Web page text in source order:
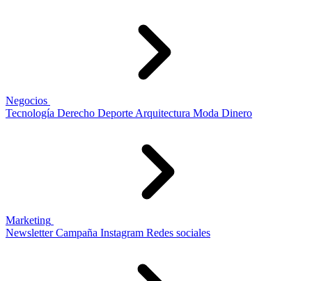
Negocios
Tecnología Derecho Deporte Arquitectura Moda Dinero
Marketing
Newsletter Campaña Instagram Redes sociales